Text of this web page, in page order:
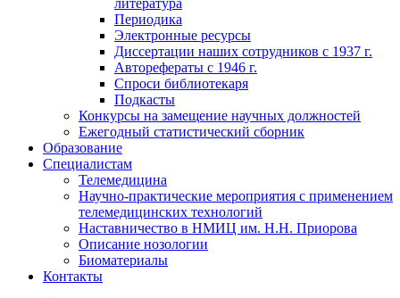
литература
Периодика
Электронные ресурсы
Диссертации наших сотрудников с 1937 г.
Авторефераты с 1946 г.
Спроси библиотекаря
Подкасты
Конкурсы на замещение научных должностей
Ежегодный статистический сборник
Образование
Специалистам
Телемедицина
Научно-практические мероприятия с применением
телемедицинских технологий
Наставничество в НМИЦ им. Н.Н. Приорова
Описание нозологии
Биоматериалы
Контакты